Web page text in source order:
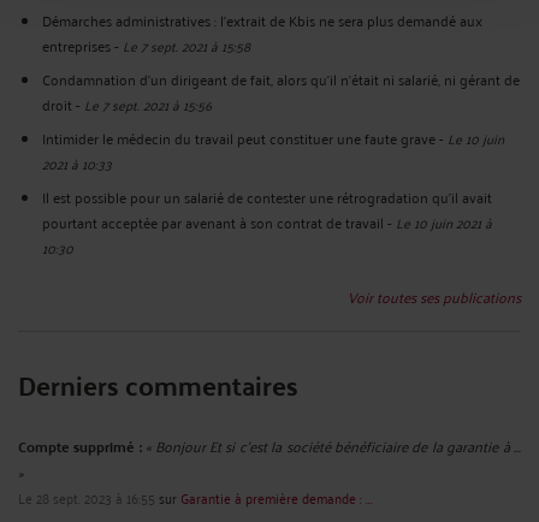
Démarches administratives : l’extrait de Kbis ne sera plus demandé aux
entreprises- Le 7 sept. 2021 à 15:58
Condamnation d’un dirigeant de fait, alors qu’il n’était ni salarié, ni gérant de
droit- Le 7 sept. 2021 à 15:56
Intimider le médecin du travail peut constituer une faute grave- Le 10 juin
2021 à 10:33
Il est possible pour un salarié de contester une rétrogradation qu’il avait
pourtant acceptée par avenant à son contrat de travail- Le 10 juin 2021 à
10:30
Voir toutes ses publications
Derniers commentaires
Compte supprimé :« Bonjour Et si c'est la société bénéficiaire de la garantie à ...
»
Le 28 sept. 2023 à 16:55 sur Garantie à première demande : ...